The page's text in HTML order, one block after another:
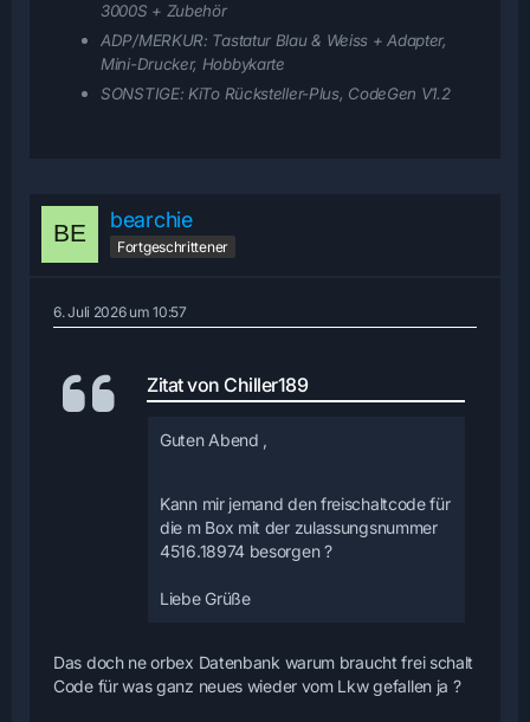
3000S + Zubehör
ADP/MERKUR: Tastatur Blau & Weiss + Adapter,
Mini-Drucker, Hobbykarte
SONSTIGE: KiTo Rücksteller-Plus, CodeGen V1.2
bearchie
Fortgeschrittener
6. Juli 2026 um 10:57
Zitat von Chiller189
Guten Abend ,
Kann mir jemand den freischaltcode für
die m Box mit der zulassungsnummer
4516.18974 besorgen ?
Liebe Grüße
Das doch ne orbex Datenbank warum braucht frei schalt
Code für was ganz neues wieder vom Lkw gefallen ja ?